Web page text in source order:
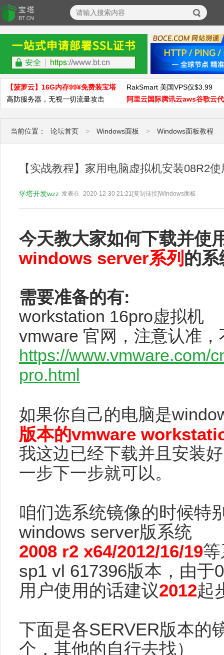
【菠萝云】16G内存99¥免费装宝塔
RakSmart 美国VPS仅$3.99
高防服务器，无视一切流量攻击
阿里云国际腾讯云aws谷歌云
当前位置： 论坛首页 > Windows面板 > Windows面板教程
【实战教程】家用电脑虚拟机安装08R2
堡塔开发wzz 发表在 Windows面板
2020-12-30 21:21 [复制链接]
今天教大家如何下载并
windows server系列 的
需要准备的有:
workstation 16pro虚拟机
vmware 官网，注意认准
https://www.vmware.com/
pro.html
如果你自己的电脑是
版本的vmware
我这边已经下载并且安装
一步下一步就可以。
咱们选系统镜像的时候特
windows server版系统
2008 r2 x64/2012/16/19
sp1 vl 617396版本，由于
用户使用的话建议2012起
下面是各SERVER版本的
个，其他的自行去找）